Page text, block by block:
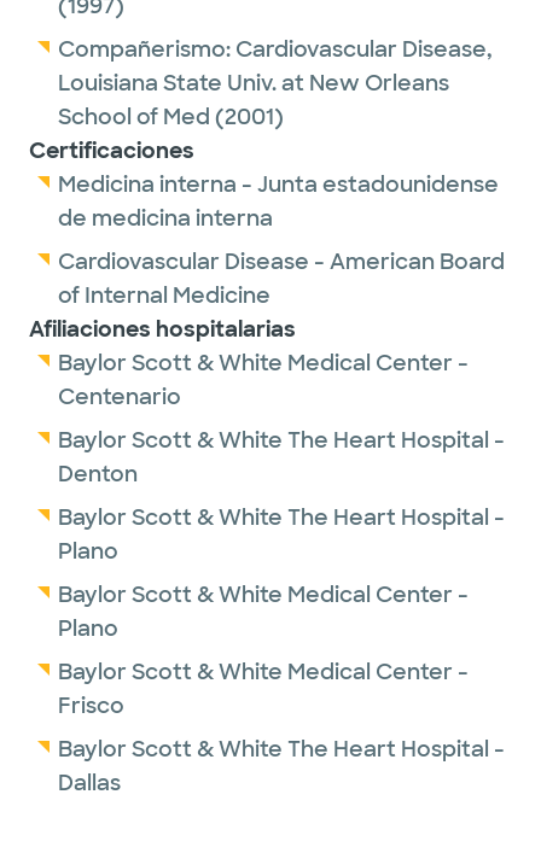
(1997)
Compañerismo: Cardiovascular Disease,
Louisiana State Univ. at New Orleans
School of Med (2001)
Certificaciones
Medicina interna - Junta estadounidense
de medicina interna
Cardiovascular Disease - American Board
of Internal Medicine
Afiliaciones hospitalarias
Baylor Scott & White Medical Center -
Centenario
Baylor Scott & White The Heart Hospital -
Denton
Baylor Scott & White The Heart Hospital -
Plano
Baylor Scott & White Medical Center -
Plano
Baylor Scott & White Medical Center -
Frisco
Baylor Scott & White The Heart Hospital -
Dallas